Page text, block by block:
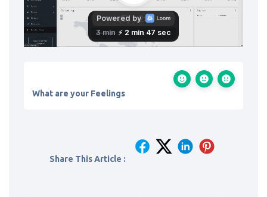
What are your Feelings
Share This Article :